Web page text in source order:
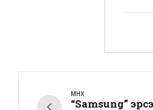
ӨМНӨХ
“Samsung”